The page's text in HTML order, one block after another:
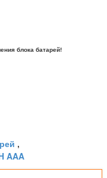
блока батарей!
,
AAA